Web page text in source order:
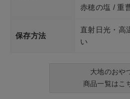
赤穂の塩 / 重
保存方法
直射日光・高
い
大地のおや
商品一覧はこ